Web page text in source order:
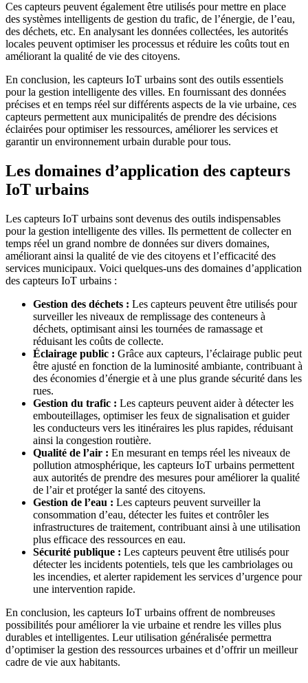
Ces capteurs peuvent également être utilisés pour mettre en place
des systèmes intelligents de gestion du trafic, de l’énergie, de l’eau,
des déchets, etc. En analysant les données collectées, les autorités
locales peuvent optimiser les processus et réduire les coûts tout en
améliorant la qualité de vie des citoyens.
En conclusion, les capteurs IoT urbains sont des outils essentiels
pour la gestion intelligente des villes. En fournissant des données
précises et en temps réel sur différents aspects de la vie urbaine, ces
capteurs permettent aux municipalités de prendre des décisions
éclairées pour optimiser les ressources, améliorer les services et
garantir un environnement urbain durable pour tous.
Les domaines d’application des capteurs
IoT urbains
Les capteurs IoT urbains sont devenus des outils indispensables
pour la gestion intelligente des villes. Ils permettent de collecter en
temps réel un grand nombre de données sur divers domaines,
améliorant ainsi la qualité de vie des citoyens et l’efficacité des
services municipaux. Voici quelques-uns des domaines d’application
des capteurs IoT urbains :
Gestion des déchets : Les capteurs peuvent être utilisés pour
surveiller les niveaux de remplissage des conteneurs à
déchets, optimisant ainsi les tournées de ramassage et
réduisant les coûts de collecte.
Éclairage public : Grâce aux capteurs, l’éclairage public peut
être ajusté en fonction de la luminosité ambiante, contribuant à
des économies d’énergie et à une plus grande sécurité dans les
rues.
Gestion du trafic : Les capteurs peuvent aider à détecter les
embouteillages, optimiser les feux de signalisation et guider
les conducteurs vers les itinéraires les plus rapides, réduisant
ainsi la congestion routière.
Qualité de l’air : En mesurant en temps réel les niveaux de
pollution atmosphérique, les capteurs IoT urbains permettent
aux autorités de prendre des mesures pour améliorer la qualité
de l’air et protéger la santé des citoyens.
Gestion de l’eau : Les capteurs peuvent surveiller la
consommation d’eau, détecter les fuites et contrôler les
infrastructures de traitement, contribuant ainsi à une utilisation
plus efficace des ressources en eau.
Sécurité publique : Les capteurs peuvent être utilisés pour
détecter les incidents potentiels, tels que les cambriolages ou
les incendies, et alerter rapidement les services d’urgence pour
une intervention rapide.
En conclusion, les capteurs IoT urbains offrent de nombreuses
possibilités pour améliorer la vie urbaine et rendre les villes plus
durables et intelligentes. Leur utilisation généralisée permettra
d’optimiser la gestion des ressources urbaines et d’offrir un meilleur
cadre de vie aux habitants.